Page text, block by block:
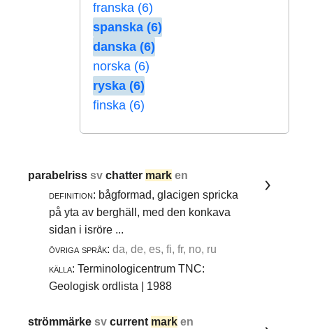
franska (6)
spanska (6)
danska (6)
norska (6)
ryska (6)
finska (6)
parabelrisssvchatter mark en
definition: bågformad, glacigen spricka
på yta av berghäll, med den konkava
sidan i isröre ...
övriga språk: da, de, es, fi, fr, no, ru
källa: Terminologicentrum TNC:
Geologisk ordlista | 1988
strömmärkesvcurrent mark en